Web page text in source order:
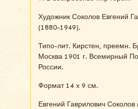
Художник Соколов Евгений
(1880-1949).
Типо-лит. Кирстен, преемн.
Москва 1901 г. Всемирный
России.
Формат 14 х 9 см.
Евгений Гаврилович